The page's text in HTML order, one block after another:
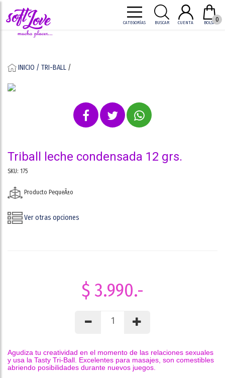
BOLSA 0
CUENTA
BUSCAR
CATEGORÍAS
INICIO / TRI-BALL /
triball leche condensada 12 grs.
SKU: 175
Producto PequeÃ±o
Ver otras opciones
$ 3.990.-
Agudiza tu creatividad en el momento de las relaciones sexuales
y usa la Tasty Tri-Ball. Excelentes para masajes, son comestibles
abriendo posibilidades durante nuevos juegos.